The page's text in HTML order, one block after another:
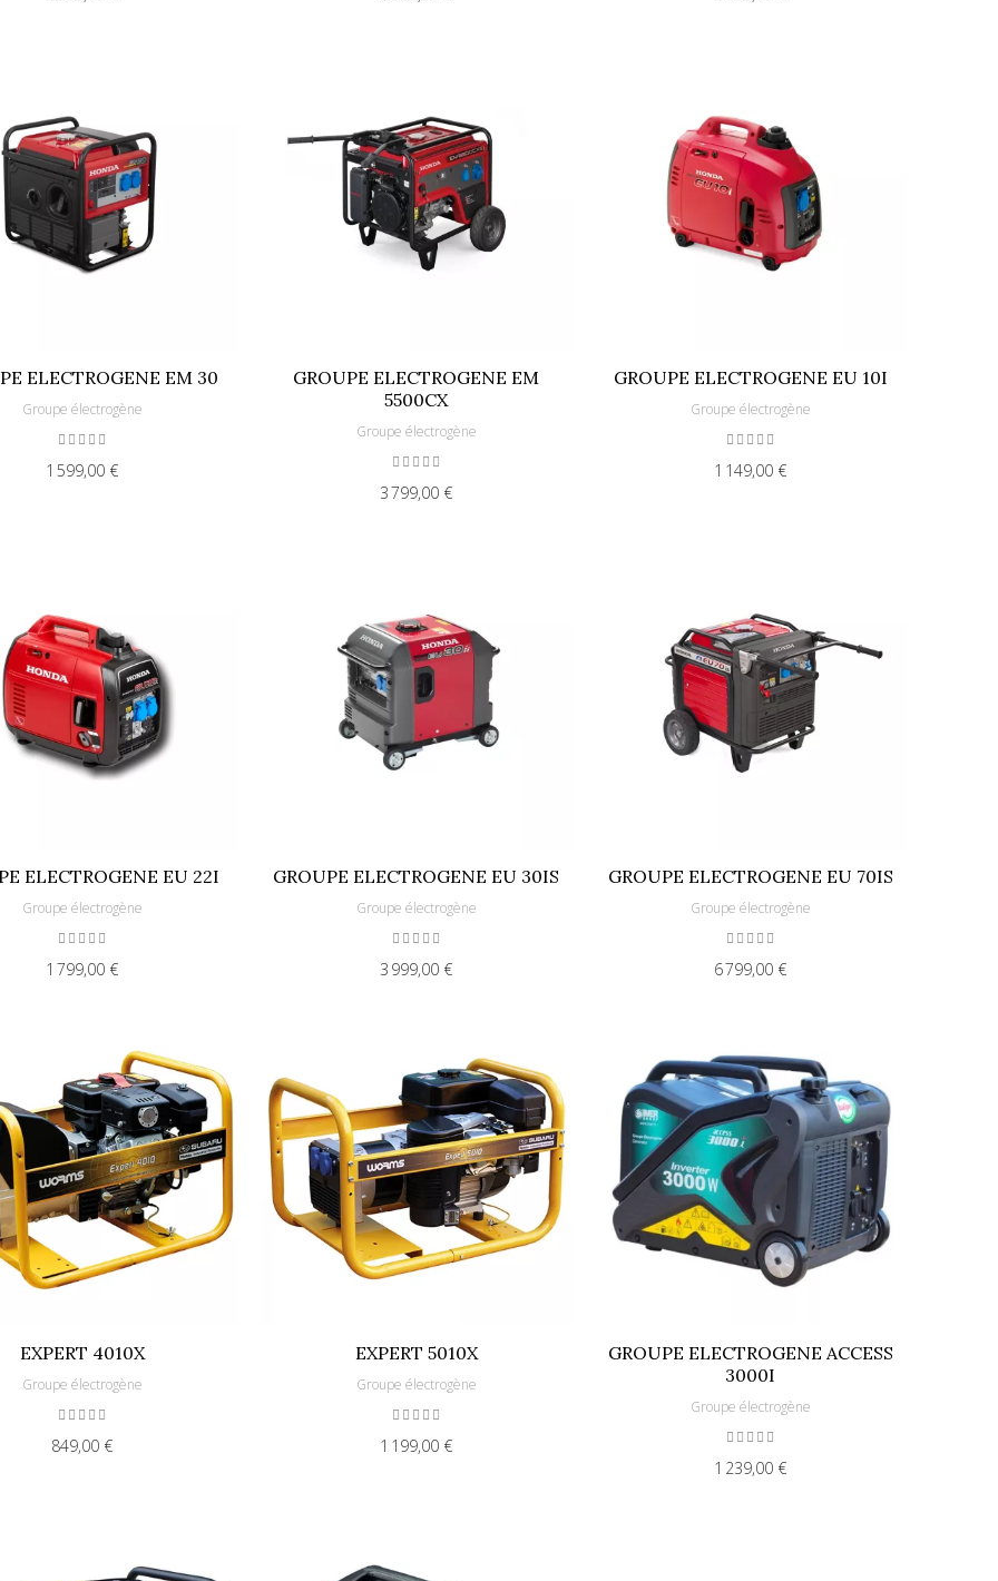
ELECTROGENE EM 30
Groupe électrogène
1 599,00 €
GROUPE ELECTROGENE EM
5500CX
Groupe électrogène
3 799,00 €
GROUPE ELECTROGENE EU 10I
Groupe électrogène
1 149,00 €
ELECTROGENE EU 22I
Groupe électrogène
1 799,00 €
GROUPE ELECTROGENE EU 30IS
Groupe électrogène
3 999,00 €
GROUPE ELECTROGENE EU 70IS
Groupe électrogène
6 799,00 €
EXPERT 4010X
Groupe électrogène
849,00 €
EXPERT 5010X
Groupe électrogène
1 199,00 €
GROUPE ELECTROGENE ACCESS
3000I
Groupe électrogène
1 239,00 €